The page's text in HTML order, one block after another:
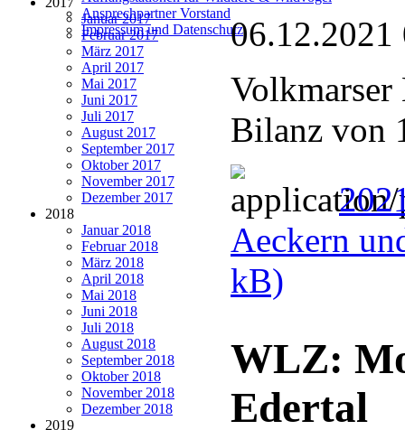
Ansprechpartner Vorstand
Impressum und Datenschutz
Januar 2017
Februar 2017
März 2017
April 2017
Mai 2017
Juni 2017
Juli 2017
August 2017
September 2017
Oktober 2017
November 2017
Dezember 2017
2018
Januar 2018
Februar 2018
März 2018
April 2018
Mai 2018
Juni 2018
Juli 2018
August 2018
September 2018
Oktober 2018
November 2018
Dezember 2018
2019
06.12.2021
Volkmarser
Bilanz von
Aeckern
kB)
WLZ:
Edertal